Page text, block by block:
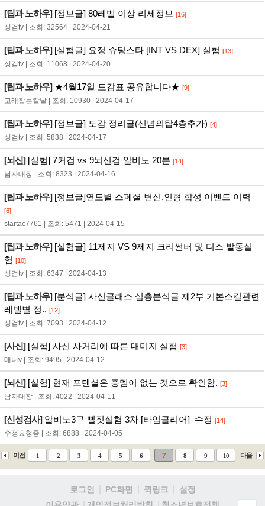
[팁과 노하우][정보글] 80레벨 이상 리세정보 [16]
싱검tv | 조회: 32564 | 2024-04-21
[팁과 노하우][실험글] 요정 슈팅스타 [INT VS DEX] 실험 [13]
싱검tv | 조회: 11068 | 2024-04-20
[팁과 노하우]★4월17일 도감표 공유합니다★ [9]
고래잡는칼날 | 조회: 10930 | 2024-04-17
[팁과 노하우][정보글] 도감 정리글(신념의탑4층추가) [4]
싱검tv | 조회: 5838 | 2024-04-17
[뇌신][실험] 7커검 vs 9뇌신검 알비노 20분 [14]
남자대장 | 조회: 8323 | 2024-04-16
[팁과 노하우][정보글]연도별 스페셜 변신,인형 합성 이벤트 이력
[6]
startac7761 | 조회: 5471 | 2024-04-15
[팁과 노하우][실험글] 11제지 VS 9제지 크리썬버 및 디스 발동실
험 [10]
싱검tv | 조회: 6347 | 2024-04-13
[팁과 노하우][분석글] 사신클래스 심층분석글 제2부 기본스킬관련
레벨별 정.. [12]
싱검tv | 조회: 7093 | 2024-04-12
[사신][실험] 사신 사거리에 따른 대미지 실험 [3]
매너v | 조회: 9495 | 2024-04-12
[뇌신][실험] 현재 포텐셜은 증뎀이 없는 것으로 확인함. [3]
남자대장 | 조회: 4022 | 2024-04-11
[신성검사]알비노3구 뻘짓실험 3차 [타임클리어]_수정 [14]
수정요청중 | 조회: 6888 | 2024-04-05
이전 1 2 3 4 5 6 7 8 9 10 다음
로그인 PC화면 퀵링크
설정